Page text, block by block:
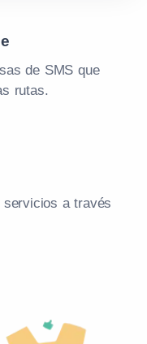
de SMS que
rutas.
servicios a través